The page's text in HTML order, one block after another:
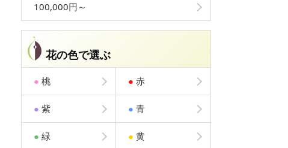
100,000円～
花の色で選ぶ
● 桃 ● 赤
● 紫 ● 青
● 緑 ● 黄